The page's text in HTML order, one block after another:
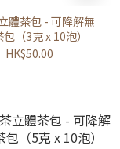
體茶包 - 可降解無
（3克 x 10泡）
HK$50.00